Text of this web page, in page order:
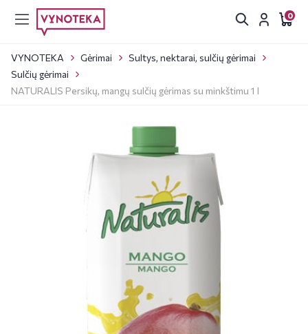
0
VYNOTEKA Gėrimai
Sultys, nektarai, sulčių gėrimai
Sulčių gėrimai
NATURALIS Persikų, mangų sulčių gėrimas su minkštimu 1 l